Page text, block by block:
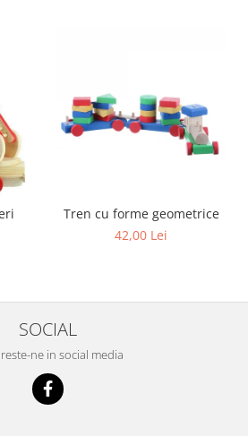
Tren cu forme geometrice
42,00 Lei
SOCIAL
ne in social media